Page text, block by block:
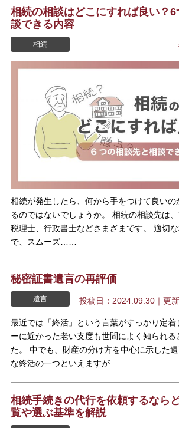
相続の相談はどこにすれば良い？6
談できる内容
相続
相続が発生したら、何から手をつけて良い
るのではないでしょうか。 相続の相談先は、
税理士、行政書士などさまざまです。 適切
で、スムーズ……
秘密証書遺言の再評価
遺言 投稿日：2024.09.30｜更
最近では「終活」という言葉がすっかり定
ーに近かった老い支度も世間によく知られる
た。 中でも、財産の分け方を中心に示した
な終活の一つといえますが……
相続手続きの代行を依頼するなら
覧や選ぶ基準を解説